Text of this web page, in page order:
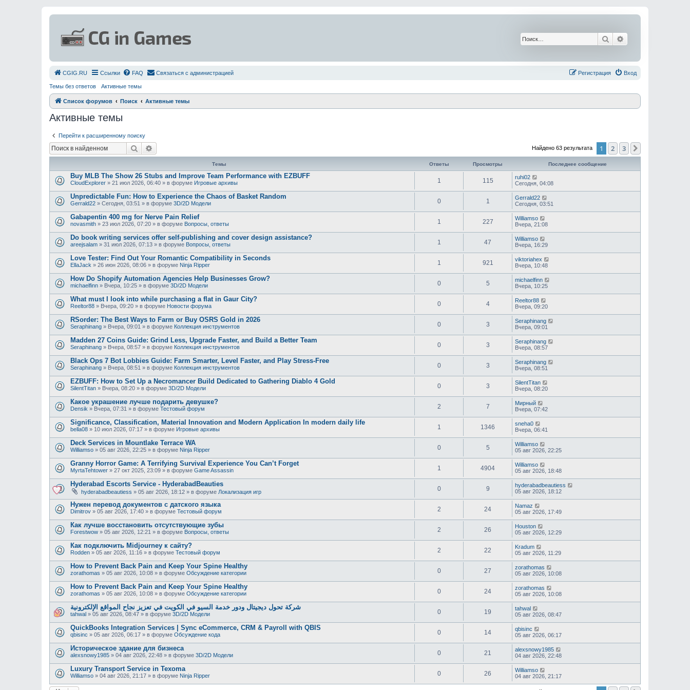
Поиск
СGIG.RU Ссылки FAQ Связаться с администрацией Вход
Регистрация
Темы без ответов Активные темы
Список форумов Поиск Активные темы
Активные темы
Перейти к расширенному поиску
Поиск Найдено 63 результата 1 2 3
Темы Ответы Просмотры Последнее сообщение
Buy MLB The Show 26 Stubs and Improve Team Performance with EZBUFF
CloudExplorer » 21 июл 2026, 06:40 » в форуме Игровые архивы 1 115
ruhi02
Сегодня, 04:08
Unpredictable Fun: How to Experience the Chaos of Basket Random
Gerrald22 » Сегодня, 03:51 » в форуме 3D/2D Модели 0 1
Gerrald22
Сегодня, 03:51
Gabapentin 400 mg for Nerve Pain Relief
novasmith » 23 июл 2026, 07:20 » в форуме Вопросы, ответы 1 227
Williamso
Вчера, 21:08
Do book writing services offer self-publishing and cover design assistance?
areejsalam » 31 июл 2026, 07:13 » в форуме Вопросы, ответы 1 47
Williamso
Вчера, 16:29
Love Tester: Find Out Your Romantic Compatibility in Seconds
EllaJack » 26 июн 2026, 08:06 » в форуме Ninja Ripper 1 921
viktoriahex
Вчера, 10:48
How Do Shopify Automation Agencies Help Businesses Grow?
michaelfinn » Вчера, 10:25 » в форуме 3D/2D Модели 0 5
michaelfinn
Вчера, 10:25
What must I look into while purchasing a flat in Gaur City?
Reeltor88 » Вчера, 09:20 » в форуме Новости форума 0 4
Reeltor88
Вчера, 09:20
RSorder: The Best Ways to Farm or Buy OSRS Gold in 2026
Seraphinang » Вчера, 09:01 » в форуме Коллекция инструментов 0 3
Seraphinang
Вчера, 09:01
Madden 27 Coins Guide: Grind Less, Upgrade Faster, and Build a Better Team
Seraphinang » Вчера, 08:57 » в форуме Коллекция инструментов 0 3
Seraphinang
Вчера, 08:57
Black Ops 7 Bot Lobbies Guide: Farm Smarter, Level Faster, and Play Stress-Free
Seraphinang » Вчера, 08:51 » в форуме Коллекция инструментов 0 3
Seraphinang
Вчера, 08:51
EZBUFF: How to Set Up a Necromancer Build Dedicated to Gathering Diablo 4 Gold
SilentTitan » Вчера, 08:20 » в форуме 3D/2D Модели 0 3
SilentTitan
Вчера, 08:20
Какое украшение лучше подарить девушке?
Densik » Вчера, 07:31 » в форуме Тестовый форум 2 7
Мирный
Вчера, 07:42
Significance, Classification, Material Innovation and Modern Application In modern daily life
bella08 » 10 июл 2026, 07:17 » в форуме Игровые архивы 1 1346
sneha0
Вчера, 06:41
Deck Services in Mountlake Terrace WA
Williamso » 05 авг 2026, 22:25 » в форуме Ninja Ripper 0 5
Williamso
05 авг 2026, 22:25
Granny Horror Game: A Terrifying Survival Experience You Can’t Forget
MyrtaTehtower » 27 окт 2025, 23:09 » в форуме Game Assassin 1 4904
Williamso
05 авг 2026, 18:48
Hyderabad Escorts Service - HyderabadBeauties
hyderabadbeautiess » 05 авг 2026, 18:12 » в форуме Локализация игр 0 9
hyderabadbeautiess
05 авг 2026, 18:12
Нужен перевод документов с датского языка
Dimitrov » 05 авг 2026, 17:40 » в форуме Тестовый форум 2 24
Namaz
05 авг 2026, 17:49
Как лучше восстановить отсутствующие зубы
Forestwow » 05 авг 2026, 12:21 » в форуме Вопросы, ответы 2 26
Houston
05 авг 2026, 12:29
Как подключить Midjourney к сайту?
Rodden » 05 авг 2026, 11:16 » в форуме Тестовый форум 2 22
Kradum
05 авг 2026, 11:29
How to Prevent Back Pain and Keep Your Spine Healthy
zorathomas » 05 авг 2026, 10:08 » в форуме Обсуждение категории 0 27
zorathomas
05 авг 2026, 10:08
How to Prevent Back Pain and Keep Your Spine Healthy
zorathomas » 05 авг 2026, 10:08 » в форуме Обсуждение категории 0 24
zorathomas
05 авг 2026, 10:08
شركة تحول ديجيتال ودور خدمة السيو في الكويت في تعزيز نجاح المواقع الإلكترونية
tahwal » 05 авг 2026, 08:47 » в форуме 3D/2D Модели 0 19
tahwal
05 авг 2026, 08:47
QuickBooks Integration Services | Sync eCommerce, CRM & Payroll with QBIS
qbisinc » 05 авг 2026, 06:17 » в форуме Обсуждение кода 0 14
qbisinc
05 авг 2026, 06:17
Историческое здание для бизнеса
alexsnowy1985 » 04 авг 2026, 22:48 » в форуме 3D/2D Модели 0 21
alexsnowy1985
04 авг 2026, 22:48
Luxury Transport Service in Texoma
Williamso » 04 авг 2026, 21:17 » в форуме Ninja Ripper 0 26
Williamso
04 авг 2026, 21:17